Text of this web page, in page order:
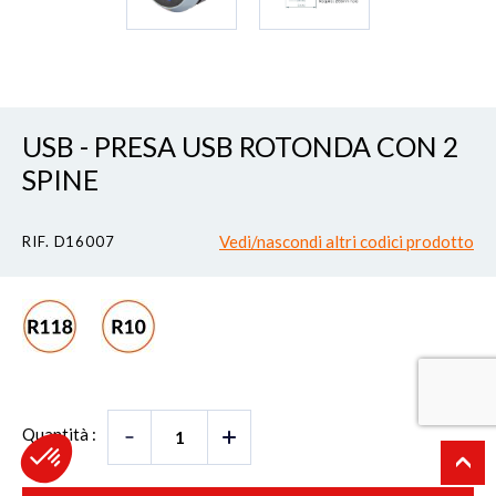
USB - PRESA USB ROTONDA CON 2
SPINE
RIF. D16007 Vedi/nascondi altri codici prodotto
Quantità :